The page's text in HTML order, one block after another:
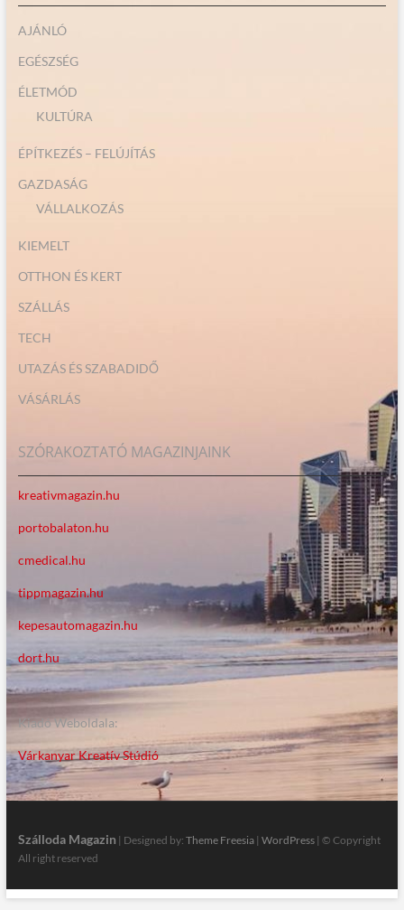
AJÁNLÓ
EGÉSZSÉG
ÉLETMÓD
KULTÚRA
ÉPÍTKEZÉS – FELÚJÍTÁS
GAZDASÁG
VÁLLALKOZÁS
KIEMELT
OTTHON ÉS KERT
SZÁLLÁS
TECH
UTAZÁS ÉS SZABADIDŐ
VÁSÁRLÁS
SZÓRAKOZTATÓ MAGAZINJAINK
kreativmagazin.hu
portobalaton.hu
cmedical.hu
tippmagazin.hu
kepesautomagazin.hu
dort.hu
Kiadó Weboldala:
Várkanyar Kreatív Stúdió
Szálloda Magazin | Designed by: Theme Freesia| WordPress| © Copyright
All right reserved